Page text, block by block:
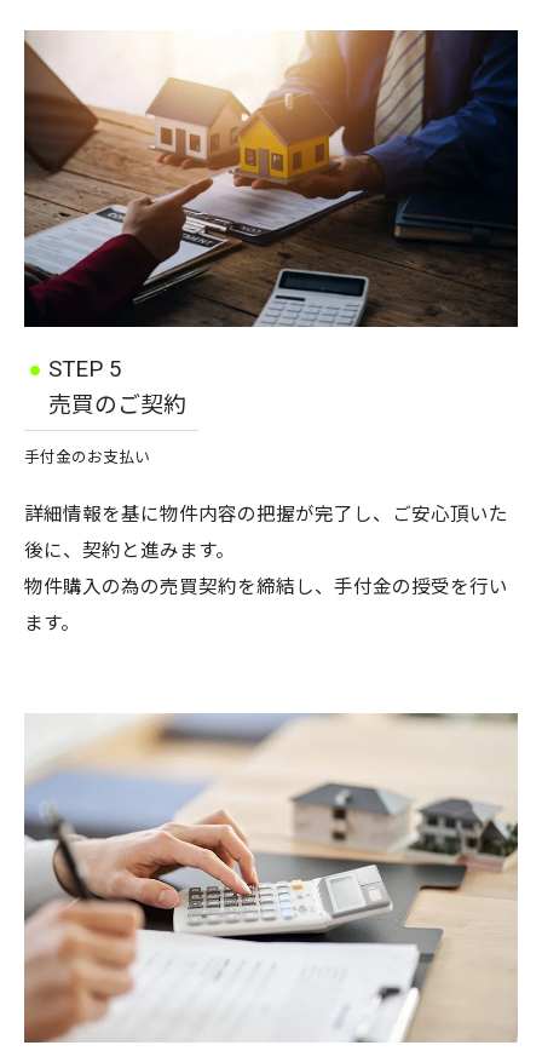
STEP 5
売買のご契約
手付金のお支払い
詳細情報を基に物件内容の把握が完了し、ご安心頂いた
後に、契約と進みます。
物件購入の為の売買契約を締結し、手付金の授受を行い
ます。